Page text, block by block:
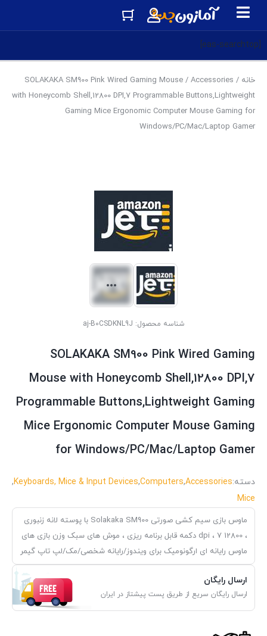
[eas-searchtop]
خانه /
Accessories
/ SOLAKAKA SM900 Pink Wired Gaming Mouse
with Honeycomb Shell,12800 DPI,7 Programmable Buttons,Lightweight
Gaming Mice Ergonomic Computer Mouse Gaming for
Windows/PC/Mac/Laptop Gamer
شناسه محصول: aj-B0CSDKNL9J
SOLAKAKA SM900 Pink Wired Gaming
Mouse with Honeycomb Shell,12800 DPI,7
Programmable Buttons,Lightweight Gaming
Mice Ergonomic Computer Mouse Gaming
for Windows/PC/Mac/Laptop Gamer
دسته:Accessories
,
Computers
,
Keyboards, Mice & Input Devices
,
Mice
ماوس بازی سیم کشی صورتی Solakaka SM900 با پوسته لانه زنبوری
، 12800 dpi ، 7 دکمه قابل برنامه ریزی ، موش های سبک وزن بازی های
ماوس رایانه ای ارگونومیک برای ویندوز/رایانه شخصی/مک/لپ تاپ گیمر
ارسال رایگان
ارسال رایگان سریع از طریق پست پیشتاز در ایران